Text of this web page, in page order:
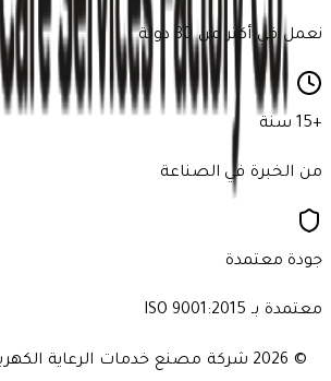
نعمل في أكثر من 30 دولة
+15 سنة
من الخبرة في الصناعة
جودة معتمدة
معتمدة بـ ISO 9001:2015
© 2026 شركة مصنع خدمات الرعاية